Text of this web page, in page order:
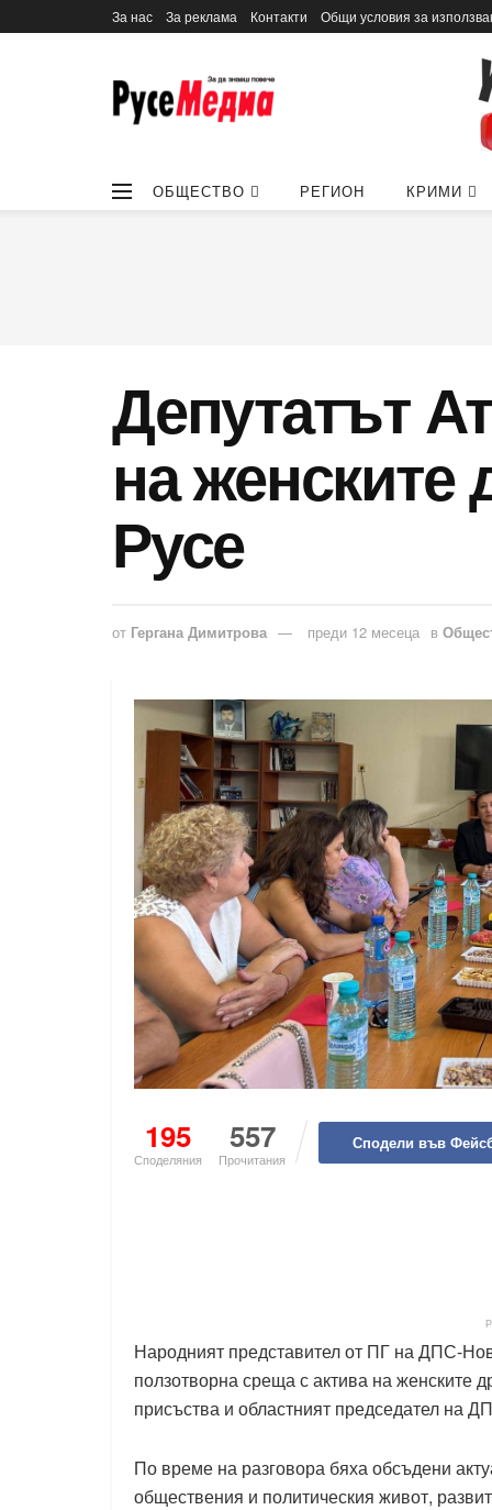
За нас За реклама Контакти Общи условия за
ОБЩЕСТВО РЕГИОН КРИМИ
Депутатът
на женските
Русе
от Гергана Димитрова преди 12 месеца в
195
Споделяния
557
Прочитания
Сподели във
Народният представител от ПГ на ДПС-
ползотворна среща с актива на женските
присъства и областният председател на
По време на разговора бяха обсъдени
обществения и политическия живот,